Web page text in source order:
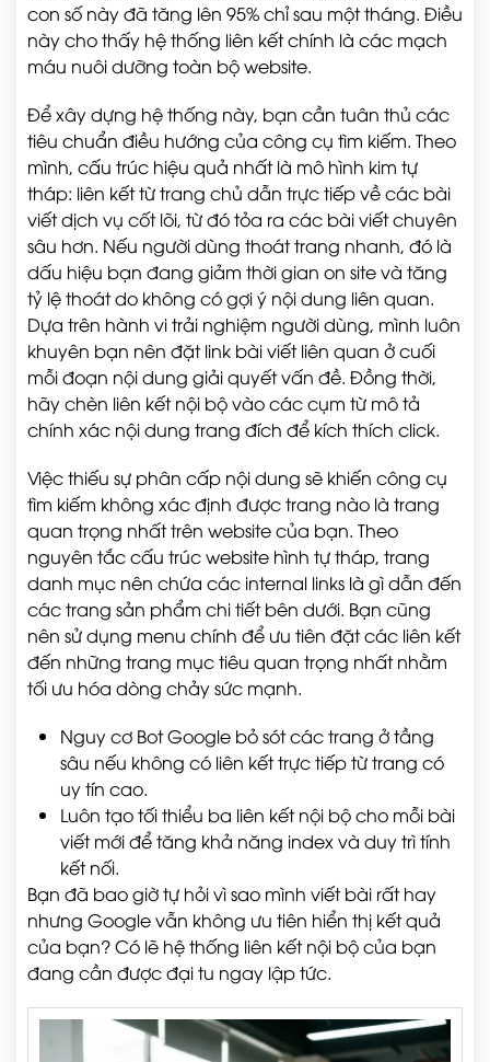
con số này đã tăng lên 95% chỉ sau một tháng. Điều
này cho thấy hệ thống liên kết chính là các mạch
máu nuôi dưỡng toàn bộ website.
Để xây dựng hệ thống này, bạn cần tuân thủ các
tiêu chuẩn điều hướng của công cụ tìm kiếm. Theo
mình, cấu trúc hiệu quả nhất là mô hình kim tự
tháp: liên kết từ trang chủ dẫn trực tiếp về các bài
viết dịch vụ cốt lõi, từ đó tỏa ra các bài viết chuyên
sâu hơn. Nếu người dùng thoát trang nhanh, đó là
dấu hiệu bạn đang giảm thời gian on site và tăng
tỷ lệ thoát do không có gợi ý nội dung liên quan.
Dựa trên hành vi trải nghiệm người dùng, mình luôn
khuyên bạn nên đặt link bài viết liên quan ở cuối
mỗi đoạn nội dung giải quyết vấn đề. Đồng thời,
hãy chèn liên kết nội bộ vào các cụm từ mô tả
chính xác nội dung trang đích để kích thích click.
Việc thiếu sự phân cấp nội dung sẽ khiến công cụ
tìm kiếm không xác định được trang nào là trang
quan trọng nhất trên website của bạn. Theo
nguyên tắc cấu trúc website hình tự tháp, trang
danh mục nên chứa các internal links là gì dẫn đến
các trang sản phẩm chi tiết bên dưới. Bạn cũng
nên sử dụng menu chính để ưu tiên đặt các liên kết
đến những trang mục tiêu quan trọng nhất nhằm
tối ưu hóa dòng chảy sức mạnh.
Nguy cơ Bot Google bỏ sót các trang ở tầng
sâu nếu không có liên kết trực tiếp từ trang có
uy tín cao.
Luôn tạo tối thiểu ba liên kết nội bộ cho mỗi bài
viết mới để tăng khả năng index và duy trì tính
kết nối.
Bạn đã bao giờ tự hỏi vì sao mình viết bài rất hay
nhưng Google vẫn không ưu tiên hiển thị kết quả
của bạn? Có lẽ hệ thống liên kết nội bộ của bạn
đang cần được đại tu ngay lập tức.